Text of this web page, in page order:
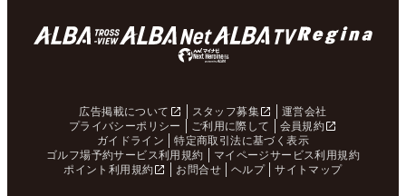
広告掲載について スタッフ募集
運営会社
プライバシーポリシー
ご利用に際して
会員規約
ガイドライン
特定商取引法に基づく表示
ゴルフ場予約サービス利用規約
マイページサービス利用規約
ポイント利用規約
お問合せ ヘルプ サイトマップ